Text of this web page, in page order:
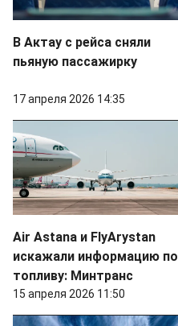
В Актау с рейса сняли
пьяную пассажирку
17 апреля 2026 14:35
Air Astana и FlyArystan
искажали информацию по
топливу: Минтранс
15 апреля 2026 11:50